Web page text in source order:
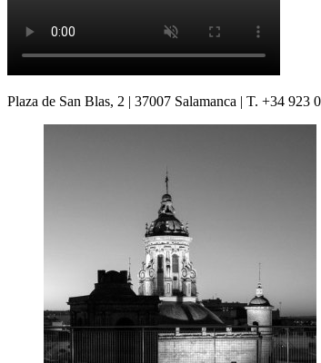
Plaza de San Blas, 2 | 37007 Salamanca | T. +34 923